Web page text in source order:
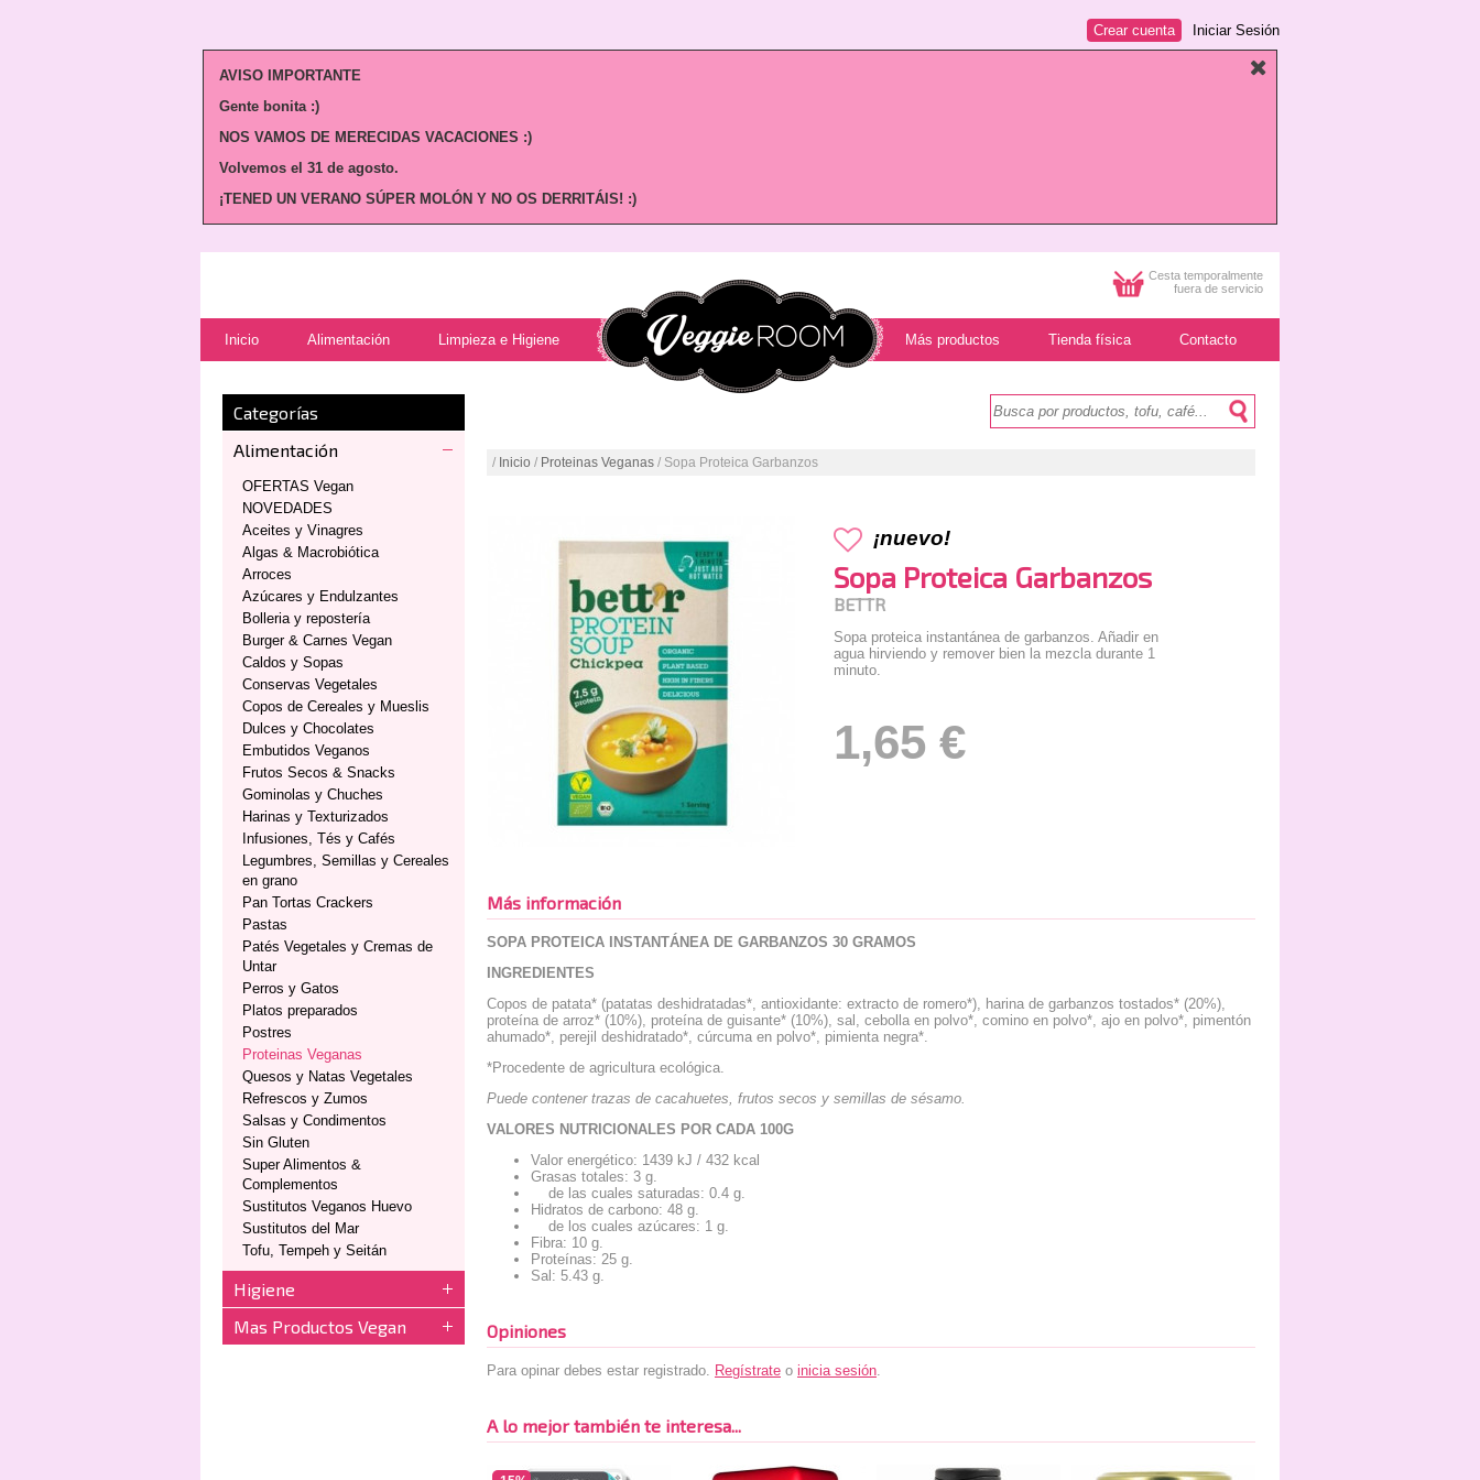
Iniciar Sesión
Crear cuenta
AVISO IMPORTANTE
Gente bonita :)
NOS VAMOS DE MERECIDAS VACACIONES :)
Volvemos el 31 de agosto.
¡TENED UN VERANO SÚPER MOLÓN Y NO OS DERRITÁIS! :)
Cesta temporalmente
fuera de servicio
Inicio Alimentación Limpieza e Higiene Más productos Tienda física Contacto
Categorías
Alimentación
OFERTAS Vegan
NOVEDADES
Aceites y Vinagres
Algas & Macrobiótica
Arroces
Azúcares y Endulzantes
Bolleria y repostería
Burger & Carnes Vegan
Caldos y Sopas
Conservas Vegetales
Copos de Cereales y Mueslis
Dulces y Chocolates
Embutidos Veganos
Frutos Secos & Snacks
Gominolas y Chuches
Harinas y Texturizados
Infusiones, Tés y Cafés
Legumbres, Semillas y Cereales
en grano
Pan Tortas Crackers
Pastas
Patés Vegetales y Cremas de
Untar
Perros y Gatos
Platos preparados
Postres
Proteinas Veganas
Quesos y Natas Vegetales
Refrescos y Zumos
Salsas y Condimentos
Sin Gluten
Super Alimentos &
Complementos
Sustitutos Veganos Huevo
Sustitutos del Mar
Tofu, Tempeh y Seitán
Higiene
Mas Productos Vegan
/ Inicio / Proteinas Veganas / Sopa Proteica Garbanzos
¡nuevo!
Sopa Proteica Garbanzos
BETTR
Sopa proteica instantánea de garbanzos. Añadir en
agua hirviendo y remover bien la mezcla durante 1
minuto.
1,65 €
Más información
SOPA PROTEICA INSTANTÁNEA DE GARBANZOS 30 GRAMOS
INGREDIENTES
Copos de patata* (patatas deshidratadas*, antioxidante: extracto de romero*), harina de garbanzos tostados* (20%),
proteína de arroz* (10%), proteína de guisante* (10%), sal, cebolla en polvo*, comino en polvo*, ajo en polvo*, pimentón
ahumado*, perejil deshidratado*, cúrcuma en polvo*, pimienta negra*.
*Procedente de agricultura ecológica.
Puede contener trazas de cacahuetes, frutos secos y semillas de sésamo.
VALORES NUTRICIONALES POR CADA 100G
Valor energético: 1439 kJ / 432 kcal
Grasas totales: 3 g.
de las cuales saturadas: 0.4 g.
Hidratos de carbono: 48 g.
de los cuales azúcares: 1 g.
Fibra: 10 g.
Proteínas: 25 g.
Sal: 5.43 g.
Opiniones
Para opinar debes estar registrado. Regístrate o inicia sesión.
A lo mejor también te interesa...